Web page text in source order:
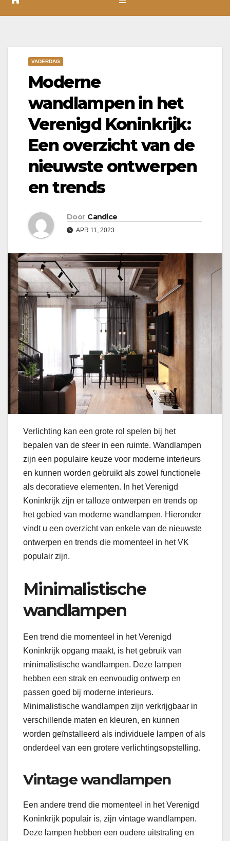
VADERDAG
Moderne
wandlampen in het
Verenigd Koninkrijk:
Een overzicht van de
nieuwste ontwerpen
en trends
Door Candice
APR 11, 2023
Verlichting kan een grote rol spelen bij het
bepalen van de sfeer in een ruimte. Wandlampen
zijn een populaire keuze voor moderne interieurs
en kunnen worden gebruikt als zowel functionele
als decoratieve elementen. In het Verenigd
Koninkrijk zijn er talloze ontwerpen en trends op
het gebied van moderne wandlampen. Hieronder
vindt u een overzicht van enkele van de nieuwste
ontwerpen en trends die momenteel in het VK
populair zijn.
Minimalistische
wandlampen
Een trend die momenteel in het Verenigd
Koninkrijk opgang maakt, is het gebruik van
minimalistische wandlampen. Deze lampen
hebben een strak en eenvoudig ontwerp en
passen goed bij moderne interieurs.
Minimalistische wandlampen zijn verkrijgbaar in
verschillende maten en kleuren, en kunnen
worden geïnstalleerd als individuele lampen of als
onderdeel van een grotere verlichtingsopstelling.
Vintage wandlampen
Een andere trend die momenteel in het Verenigd
Koninkrijk populair is, zijn vintage wandlampen.
Deze lampen hebben een oudere uitstraling en